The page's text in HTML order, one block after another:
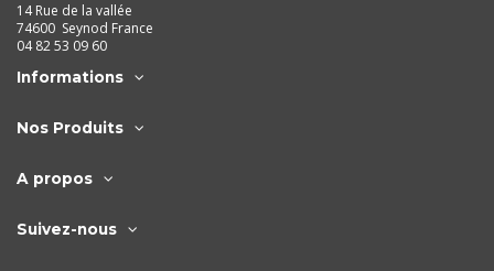
14 Rue de la vallée
74600 Seynod France
04 82 53 09 60
Informations
Nos Produits
A propos
Suivez-nous